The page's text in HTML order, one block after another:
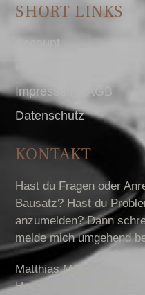
SHORT LINKS
Account
Impressum I AGB
Datenschutz
KONTAKT
Hast du Fragen oder
Bausatz? Hast du
anzumelden? Dann
melde mich umgehend
Matthias Müller-Krey
Hochzeitsrede-Bausatz